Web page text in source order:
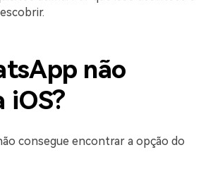
não
iOS?
consegue encontrar a opção do